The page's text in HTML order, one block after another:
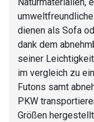
dienen als Sofa
dank dem
seiner
im vergleich zu
Futons samt
PKW
Größen